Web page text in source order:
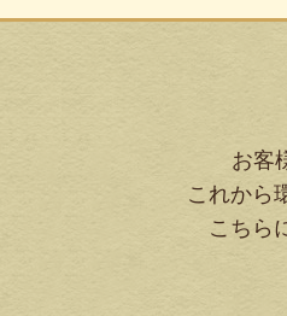
お客
これから
こちら